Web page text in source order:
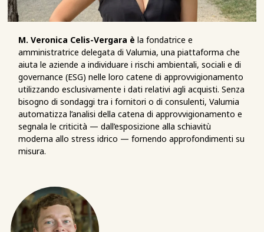
M. Veronica Celis-Vergara è la fondatrice e
amministratrice delegata di Valumia, una piattaforma che
aiuta le aziende a individuare i rischi ambientali, sociali e di
governance (ESG) nelle loro catene di approvvigionamento
utilizzando esclusivamente i dati relativi agli acquisti. Senza
bisogno di sondaggi tra i fornitori o di consulenti, Valumia
automatizza l’analisi della catena di approvvigionamento e
segnala le criticità — dall’esposizione alla schiavitù
moderna allo stress idrico — fornendo approfondimenti su
misura.